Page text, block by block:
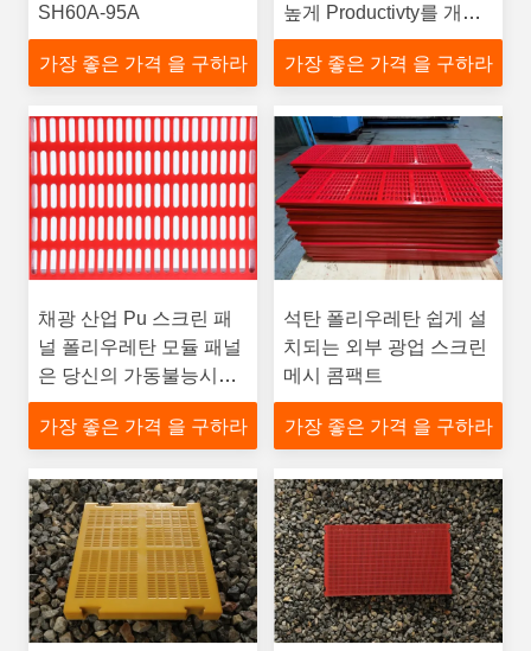
SH60A-95A
가장 좋은 가격 을 구하라
높게 Productivty를 개량
합니다
가장 좋은 가격 을 구하라
채광 산업 Pu 스크린 패
널 폴리우레탄 모듈 패널
은 당신의 가동불능시간
을 감소시킵니다
가장 좋은 가격 을 구하라
석탄 폴리우레탄 쉽게 설
치되는 외부 광업 스크린
메시 콤팩트
가장 좋은 가격 을 구하라